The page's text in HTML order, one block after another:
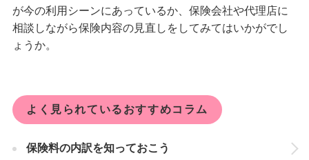
が今の利用シーンにあっているか、保険会社や代理店に
相談しながら保険内容の見直しをしてみてはいかがでし
ょうか。
よく見られているおすすめコラム
保険料の内訳を知っておこう